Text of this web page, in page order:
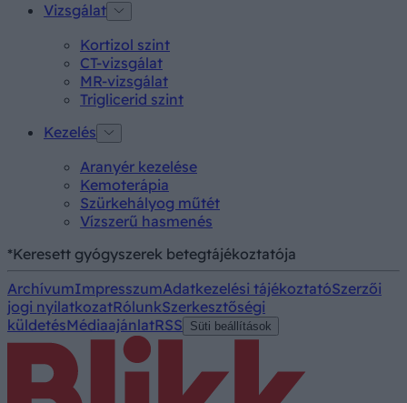
Vizsgálat
Kortizol szint
CT-vizsgálat
MR-vizsgálat
Triglicerid szint
Kezelés
Aranyér kezelése
Kemoterápia
Szürkehályog műtét
Vízszerű hasmenés
*Keresett gyógyszerek betegtájékoztatója
ArchívumImpresszumAdatkezelési tájékoztatóSzerzői
jogi nyilatkozatRólunkSzerkesztőségi
küldetésMédiaajánlatRSS Süti beállítások